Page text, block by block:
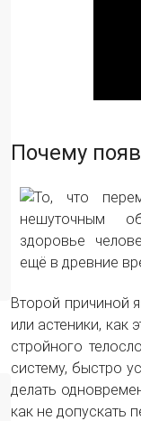
Почему
Второй причиной
или астеники,
стройного
систему, быстро
делать
как не допускать